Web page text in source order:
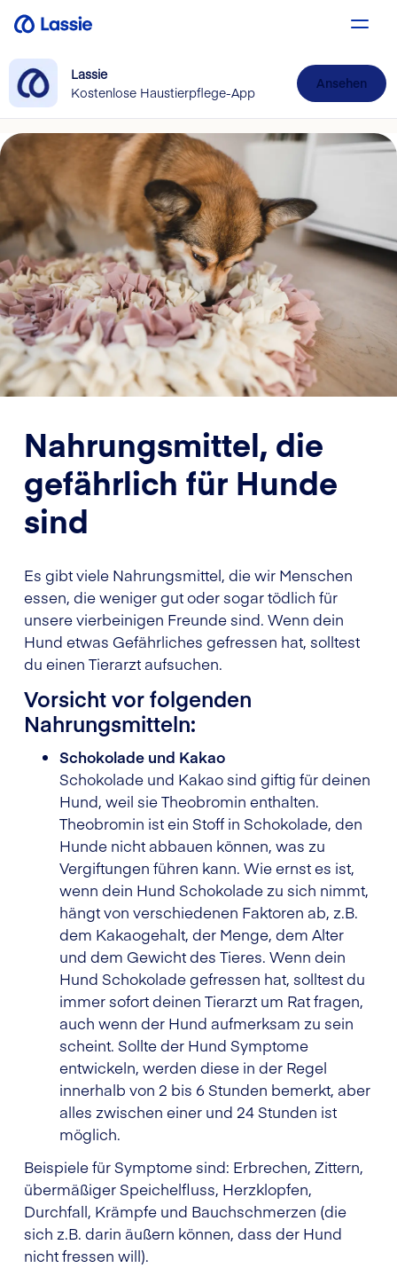
Lassie
Kostenlose Haustierpflege-App
Ansehen
Nahrungsmittel, die
gefährlich für Hunde
sind
Es gibt viele Nahrungsmittel, die wir Menschen
essen, die weniger gut oder sogar tödlich für
unsere vierbeinigen Freunde sind. Wenn dein
Hund etwas Gefährliches gefressen hat, solltest
du einen Tierarzt aufsuchen.
Vorsicht vor folgenden
Nahrungsmitteln:
Schokolade und Kakao
Schokolade und Kakao sind giftig für deinen
Hund, weil sie Theobromin enthalten.
Theobromin ist ein Stoff in Schokolade, den
Hunde nicht abbauen können, was zu
Vergiftungen führen kann. Wie ernst es ist,
wenn dein Hund Schokolade zu sich nimmt,
hängt von verschiedenen Faktoren ab, z.B.
dem Kakaogehalt, der Menge, dem Alter
und dem Gewicht des Tieres. Wenn dein
Hund Schokolade gefressen hat, solltest du
immer sofort deinen Tierarzt um Rat fragen,
auch wenn der Hund aufmerksam zu sein
scheint. Sollte der Hund Symptome
entwickeln, werden diese in der Regel
innerhalb von 2 bis 6 Stunden bemerkt, aber
alles zwischen einer und 24 Stunden ist
möglich.
Beispiele für Symptome sind: Erbrechen, Zittern,
übermäßiger Speichelfluss, Herzklopfen,
Durchfall, Krämpfe und Bauchschmerzen (die
sich z.B. darin äußern können, dass der Hund
nicht fressen will).